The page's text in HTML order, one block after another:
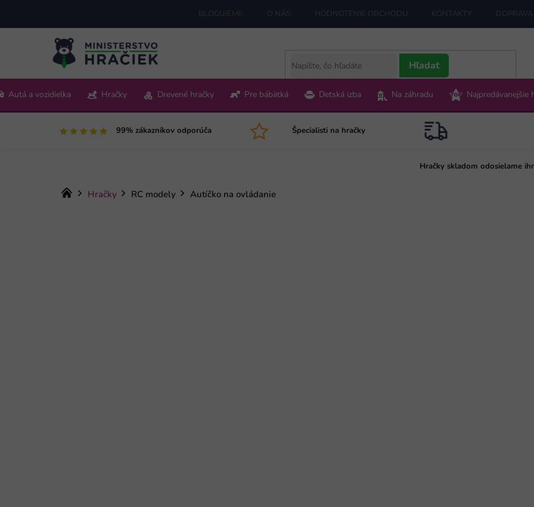
obsah
BLOGUJEME O NÁS HODNOTENIE OBCHODU KONTAKTY
Pon-Pia 9:00-15:00
Hľadať
Autá a vozidielka Hračky Drevené hračky Pre bábätká Detská izba Na záhradu Najpredávanejšie
99% zákazníkov odporúča Špecialisti na hračky
Hračky skladom odosielame
Domov
Hračky RC modely Autíčko na ovládanie